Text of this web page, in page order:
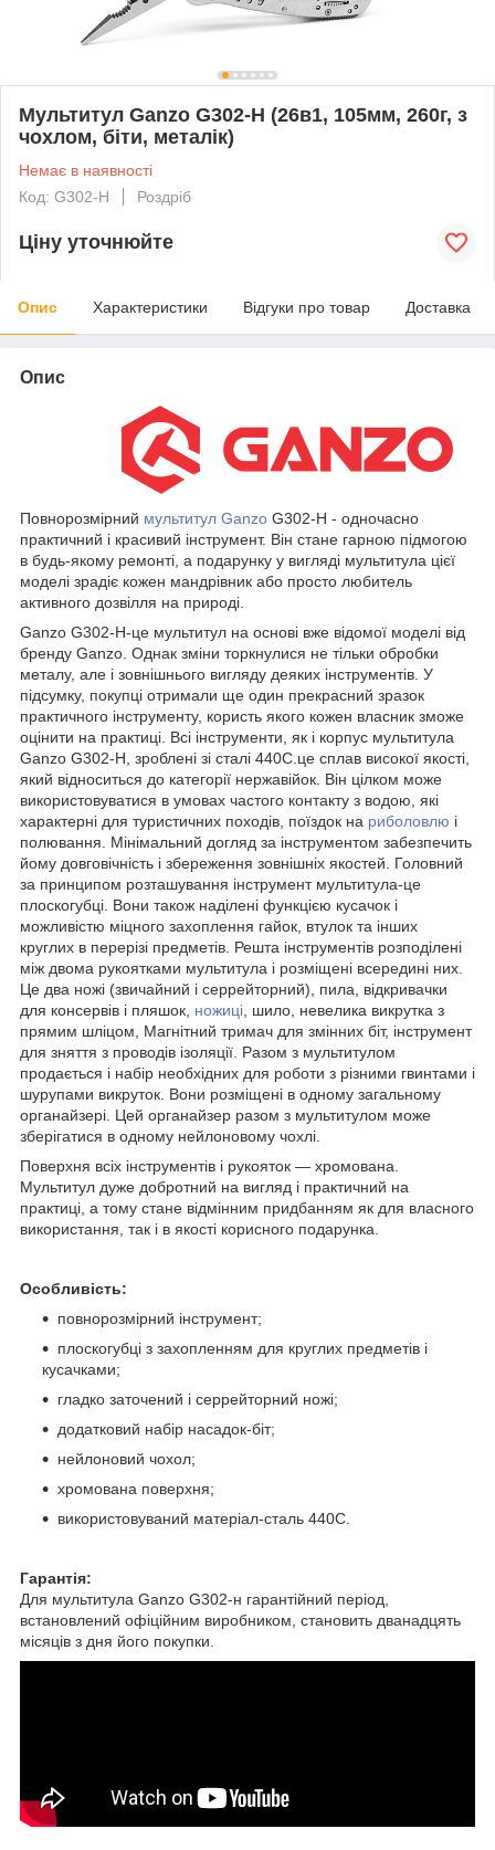
Мультитул Ganzo G302-H (26в1, 105мм, 260г, з
чохлом, біти, металік)
Немає в наявності
Код: G302-H
Роздріб
Ціну уточнюйте
Опис Характеристики Відгуки про товар Доставка
Опис
Повнорозмірний мультитул Ganzo G302-Н - одночасно
практичний і красивий інструмент. Він стане гарною підмогою
в будь-якому ремонті, а подарунку у вигляді мультитула цієї
моделі зрадіє кожен мандрівник або просто любитель
активного дозвілля на природі.
Ganzo G302-Н-це мультитул на основі вже відомої моделі від
бренду Ganzo. Однак зміни торкнулися не тільки обробки
металу, але і зовнішнього вигляду деяких інструментів. У
підсумку, покупці отримали ще один прекрасний зразок
практичного інструменту, користь якого кожен власник зможе
оцінити на практиці. Всі інструменти, як і корпус мультитула
Ganzo G302-Н, зроблені зі сталі 440С.це сплав високої якості,
який відноситься до категорії нержавійок. Він цілком може
використовуватися в умовах частого контакту з водою, які
характерні для туристичних походів, поїздок на риболовлю і
полювання. Мінімальний догляд за інструментом забезпечить
йому довговічність і збереження зовнішніх якостей. Головний
за принципом розташування інструмент мультитула-це
плоскогубці. Вони також наділені функцією кусачок і
можливістю міцного захоплення гайок, втулок та інших
круглих в перерізі предметів. Решта інструментів розподілені
між двома рукоятками мультитула і розміщені всередині них.
Це два ножі (звичайний і серрейторний), пила, відкривачки
для консервів і пляшок, ножиці , шило, невелика викрутка з
прямим шліцом, Магнітний тримач для змінних біт, інструмент
для зняття з проводів ізоляції. Разом з мультитулом
продається і набір необхідних для роботи з різними гвинтами і
шурупами викруток. Вони розміщені в одному загальному
органайзері. Цей органайзер разом з мультитулом може
зберігатися в одному нейлоновому чохлі.
Поверхня всіх інструментів і рукояток — хромована.
Мультитул дуже добротний на вигляд і практичний на
практиці, а тому стане відмінним придбанням як для власного
використання, так і в якості корисного подарунка.
Особливість:
повнорозмірний інструмент;
плоскогубці з захопленням для круглих предметів і
кусачками;
гладко заточений і серрейторний ножі;
додатковий набір насадок-біт;
нейлоновий чохол;
хромована поверхня;
використовуваний матеріал-сталь 440С.
Гарантія:
Для мультитула Ganzo G302-н гарантійний період,
встановлений офіційним виробником, становить дванадцять
місяців з дня його покупки.